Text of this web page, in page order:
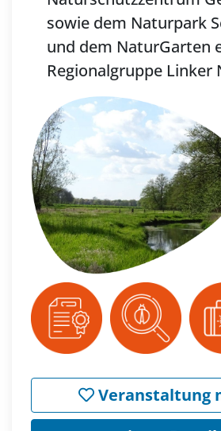
sowie dem Naturpark
und dem NaturGarten
Regionalgruppe Linker
Veranstaltung